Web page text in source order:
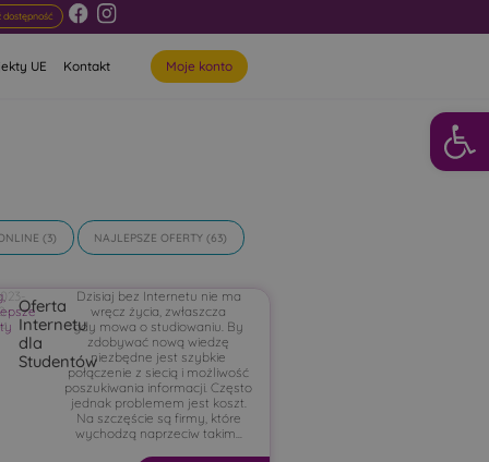
dostępność
UE Kontakt Moje konto
(3) NAJLEPSZE OFERTY (63)
Oferta
Internetu
dla
Studentów
Dzisiaj bez Internetu nie ma
wręcz życia, zwłaszcza
gdy mowa o studiowaniu. By
zdobywać nową wiedzę
niezbędne jest szybkie
połączenie z siecią i możliwość
poszukiwania informacji. Często
jednak problemem jest koszt.
Na szczęście są firmy, które
wychodzą naprzeciw takim...